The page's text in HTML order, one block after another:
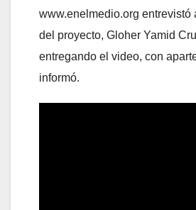
www.enelmedio.org entrevistó
del proyecto, Gloher Yamid
entregando el video, con
informó.